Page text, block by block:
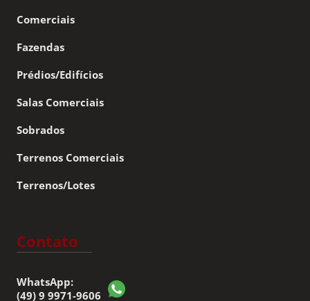
Comerciais
Fazendas
Prédios/Edifícios
Salas Comerciais
Sobrados
Terrenos Comerciais
Terrenos/Lotes
Contato
WhatsApp:
(49) 9 9971-9606